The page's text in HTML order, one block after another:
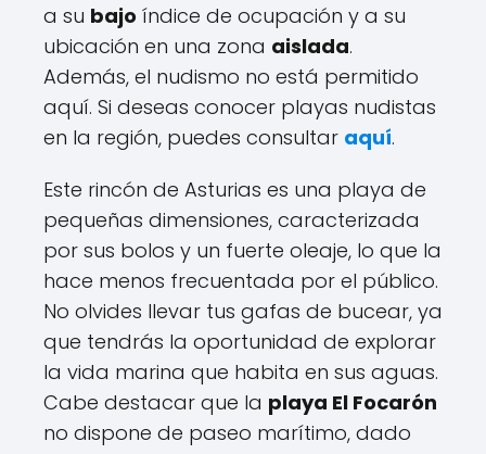
a su bajo índice de ocupación y a su
ubicación en una zona aislada.
Además, el nudismo no está permitido
aquí. Si deseas conocer playas nudistas
en la región, puedes consultar aquí.
Este rincón de Asturias es una playa de
pequeñas dimensiones, caracterizada
por sus bolos y un fuerte oleaje, lo que la
hace menos frecuentada por el público.
No olvides llevar tus gafas de bucear, ya
que tendrás la oportunidad de explorar
la vida marina que habita en sus aguas.
Cabe destacar que la playa El Focarón
no dispone de paseo marítimo, dado